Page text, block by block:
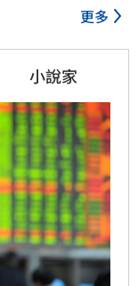
更多
小說家